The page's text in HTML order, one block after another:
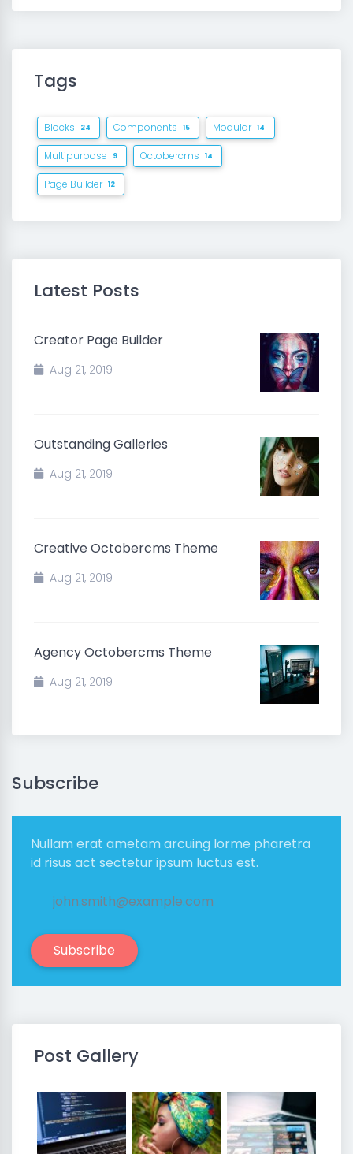
Tags
Blocks 24 Components 15 Modular 14
Multipurpose 9 Octobercms 14
Page Builder 12
Latest Posts
Creator Page Builder
Aug 21, 2019
Outstanding Galleries
Aug 21, 2019
Creative Octobercms Theme
Aug 21, 2019
Agency Octobercms Theme
Aug 21, 2019
Subscribe
Nullam erat ametam arcuing lorme pharetra
id risus act sectetur ipsum luctus est.
Subscribe
Post Gallery